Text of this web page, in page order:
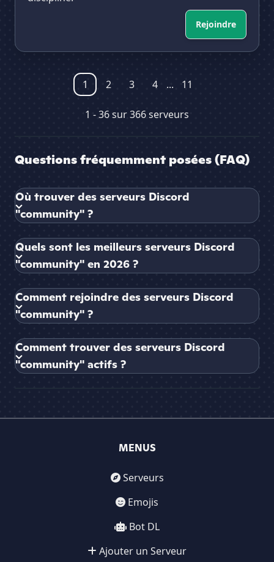
Rejoindre
1 2 3 4 ... 11
1 - 36 sur 366 serveurs
Questions fréquemment posées (FAQ)
Où trouver des serveurs Discord
"community" ?
Quels sont les meilleurs serveurs Discord
"community" en 2026 ?
Comment rejoindre des serveurs Discord
"community" ?
Comment trouver des serveurs Discord
"community" actifs ?
MENUS
Serveurs
Emojis
Bot DL
Ajouter un Serveur